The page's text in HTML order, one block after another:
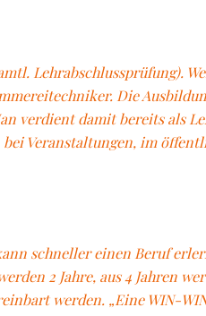
Lehrabschlussprüfung).
Die
verdient damit bereits als
bei Veranstaltungen, im
schneller einen Beruf
2 Jahre, aus 4 Jahren
werden. „Eine WIN-